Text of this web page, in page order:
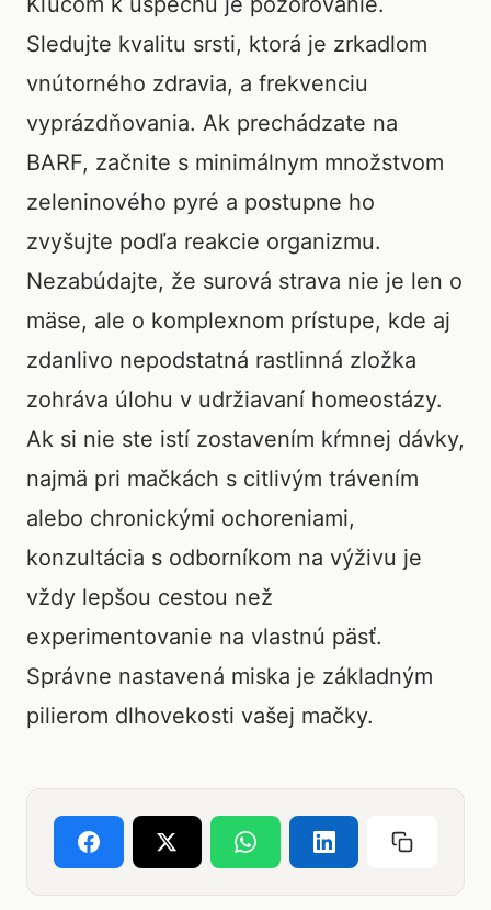
Sledujte kvalitu srsti, ktorá je zrkadlom
vnútorného zdravia, a frekvenciu
vyprázdňovania. Ak prechádzate na
BARF, začnite s minimálnym množstvom
zeleninového pyré a postupne ho
zvyšujte podľa reakcie organizmu.
Nezabúdajte, že surová strava nie je len o
mäse, ale o komplexnom prístupe, kde aj
zdanlivo nepodstatná rastlinná zložka
zohráva úlohu v udržiavaní homeostázy.
Ak si nie ste istí zostavením kŕmnej dávky,
najmä pri mačkách s citlivým trávením
alebo chronickými ochoreniami,
konzultácia s odborníkom na výživu je
vždy lepšou cestou než
experimentovanie na vlastnú päsť.
Správne nastavená miska je základným
pilierom dlhovekosti vašej mačky.